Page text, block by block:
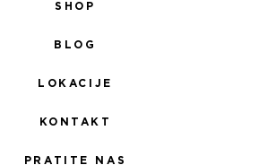
SHOP
BLOG
LOKACIJE
KONTAKT
PRATITE NAS